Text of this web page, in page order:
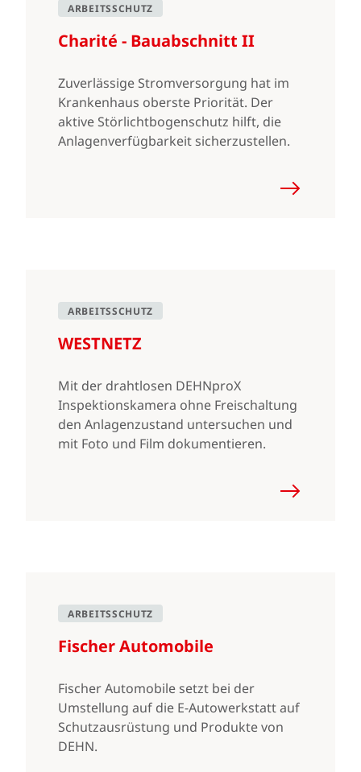
ARBEITSSCHUTZ
Charité - Bauabschnitt II
Zuverlässige Stromversorgung hat im
Krankenhaus oberste Priorität. Der
aktive Störlichtbogenschutz hilft, die
Anlagenverfügbarkeit sicherzustellen.
ARBEITSSCHUTZ
WESTNETZ
Mit der drahtlosen DEHNproX
Inspektionskamera ohne Freischaltung
den Anlagenzustand untersuchen und
mit Foto und Film dokumentieren.
ARBEITSSCHUTZ
Fischer Automobile
Fischer Automobile setzt bei der
Umstellung auf die E-Autowerkstatt auf
Schutzausrüstung und Produkte von
DEHN.